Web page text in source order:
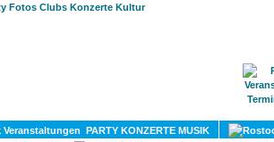
PARTY KONZERTE MUSIK